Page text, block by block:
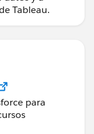
Tableau.
para